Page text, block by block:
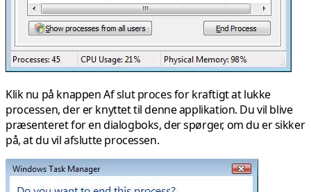
Klik nu på knappen Afslut procesfor kraftigt at lukke
processen, der er knyttet til denne applikation. Du vil blive
præsenteret for en dialogboks, der spørger, om du er sikker
på, at du vil afslutte processen.